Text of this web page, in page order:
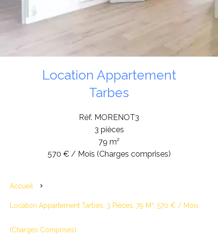
Location Appartement
Tarbes
Réf. MORENOT3
3 pièces
79 m²
570 € / Mois (Charges comprises)
Accueil
Location Appartement Tarbes, 3 Pièces, 79 M², 570 € / Mois
(Charges Comprises)